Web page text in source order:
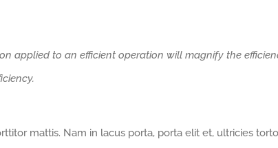
applied to an efficient operation will magnify the
mattis. Nam in lacus porta, porta elit et, ultricies